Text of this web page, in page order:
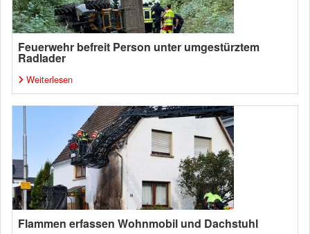
Feuerwehr befreit Person unter umgestürztem
Radlader
Weiterlesen
Flammen erfassen Wohnmobil und Dachstuhl